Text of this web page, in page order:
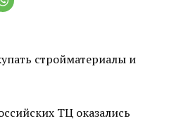
стройматериалы и
ТЦ оказались